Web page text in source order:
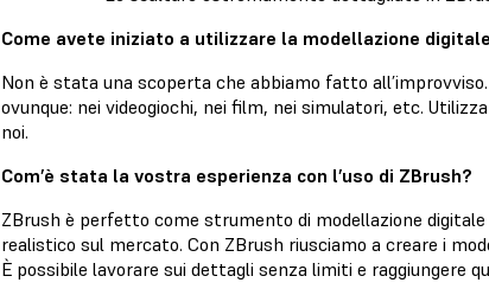
Come avete iniziato a utilizzare la modellazione
Non è stata una scoperta che abbiamo fatto
ovunque: nei videogiochi, nei film, nei simulatori, etc.
noi.
Com’è stata la vostra esperienza con l’uso di ZBrush?
ZBrush è perfetto come strumento di modellazione
realistico sul mercato. Con ZBrush riusciamo a creare i
È possibile lavorare sui dettagli senza limiti e raggiungere